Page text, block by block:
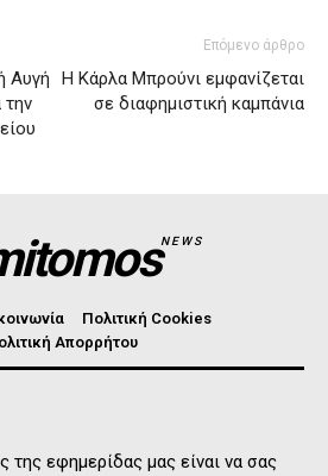
Αυγή
την
Επόμενο άρθρο
Η Κάρλα Μπρούνι εμφανίζεται
σε διαφημιστική καμπάνια
NEWS
Πολιτική Cookies
Απορρήτου
εφημερίδας μας είναι να σας